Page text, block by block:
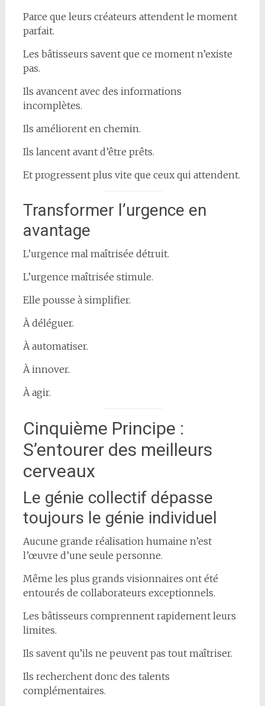
Parce que leurs créateurs attendent le moment
parfait.
Les bâtisseurs savent que ce moment n’existe
pas.
Ils avancent avec des informations
incomplètes.
Ils améliorent en chemin.
Ils lancent avant d’être prêts.
Et progressent plus vite que ceux qui attendent.
Transformer l’urgence en
avantage
L’urgence mal maîtrisée détruit.
L’urgence maîtrisée stimule.
Elle pousse à simplifier.
À déléguer.
À automatiser.
À innover.
À agir.
Cinquième Principe :
S’entourer des meilleurs
cerveaux
Le génie collectif dépasse
toujours le génie individuel
Aucune grande réalisation humaine n’est
l’œuvre d’une seule personne.
Même les plus grands visionnaires ont été
entourés de collaborateurs exceptionnels.
Les bâtisseurs comprennent rapidement leurs
limites.
Ils savent qu’ils ne peuvent pas tout maîtriser.
Ils recherchent donc des talents
complémentaires.